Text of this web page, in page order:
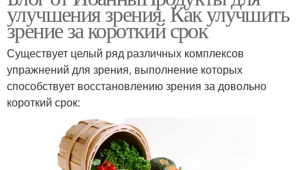
улучшения зрения. Как улучшить
зрение за короткий срок
Существует целый ряд различных комплексов
упражнений для зрения, выполнение которых
способствует восстановлению зрения за довольно
короткий срок: